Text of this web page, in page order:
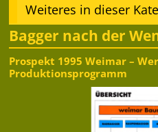
Weiteres in dieser
Bagger nach der
Prospekt 1995 Weimar –
Produktionsprogramm